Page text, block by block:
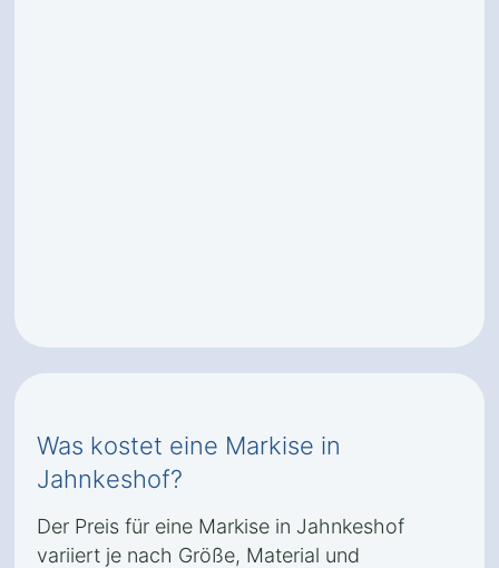
Was kostet eine Markise in
Jahnkeshof?
Der Preis für eine Markise in Jahnkeshof
variiert je nach Größe, Material und